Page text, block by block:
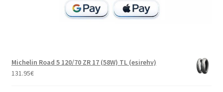
Michelin Road 5 120/70 ZR 17 (58W) TL (esirehv)
131.95€